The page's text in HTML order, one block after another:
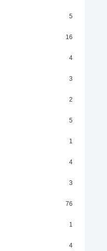
5
16
4
3
2
5
1
4
3
76
1
4